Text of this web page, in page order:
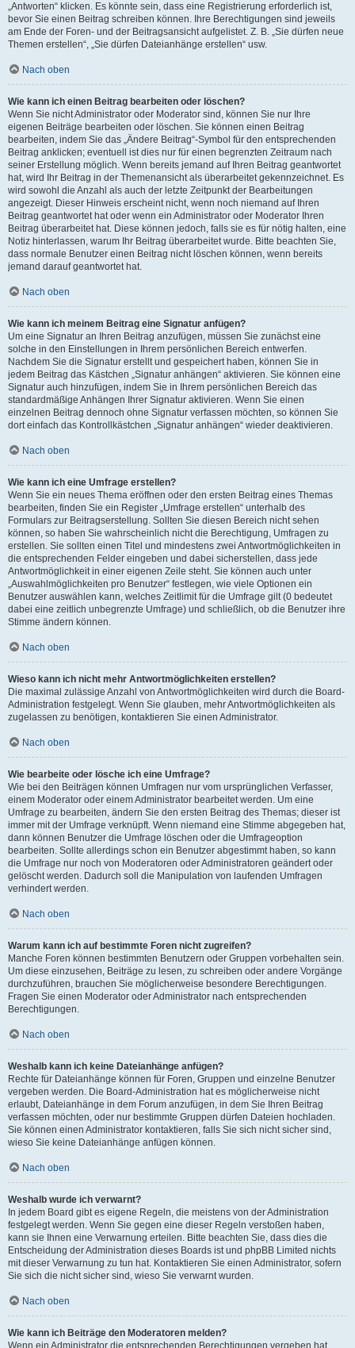
„Antworten“ klicken. Es könnte sein, dass eine Registrierung erforderlich ist,
bevor Sie einen Beitrag schreiben können. Ihre Berechtigungen sind jeweils
am Ende der Foren- und der Beitragsansicht aufgelistet. Z. B. „Sie dürfen neue
Themen erstellen“, „Sie dürfen Dateianhänge erstellen“ usw.
Nach oben
Wie kann ich einen Beitrag bearbeiten oder löschen?
Wenn Sie nicht Administrator oder Moderator sind, können Sie nur Ihre
eigenen Beiträge bearbeiten oder löschen. Sie können einen Beitrag
bearbeiten, indem Sie das „Ändere Beitrag“-Symbol für den entsprechenden
Beitrag anklicken; eventuell ist dies nur für einen begrenzten Zeitraum nach
seiner Erstellung möglich. Wenn bereits jemand auf Ihren Beitrag geantwortet
hat, wird Ihr Beitrag in der Themenansicht als überarbeitet gekennzeichnet. Es
wird sowohl die Anzahl als auch der letzte Zeitpunkt der Bearbeitungen
angezeigt. Dieser Hinweis erscheint nicht, wenn noch niemand auf Ihren
Beitrag geantwortet hat oder wenn ein Administrator oder Moderator Ihren
Beitrag überarbeitet hat. Diese können jedoch, falls sie es für nötig halten, eine
Notiz hinterlassen, warum Ihr Beitrag überarbeitet wurde. Bitte beachten Sie,
dass normale Benutzer einen Beitrag nicht löschen können, wenn bereits
jemand darauf geantwortet hat.
Nach oben
Wie kann ich meinem Beitrag eine Signatur anfügen?
Um eine Signatur an Ihren Beitrag anzufügen, müssen Sie zunächst eine
solche in den Einstellungen in Ihrem persönlichen Bereich entwerfen.
Nachdem Sie die Signatur erstellt und gespeichert haben, können Sie in
jedem Beitrag das Kästchen „Signatur anhängen“ aktivieren. Sie können eine
Signatur auch hinzufügen, indem Sie in Ihrem persönlichen Bereich das
standardmäßige Anhängen Ihrer Signatur aktivieren. Wenn Sie einen
einzelnen Beitrag dennoch ohne Signatur verfassen möchten, so können Sie
dort einfach das Kontrollkästchen „Signatur anhängen“ wieder deaktivieren.
Nach oben
Wie kann ich eine Umfrage erstellen?
Wenn Sie ein neues Thema eröffnen oder den ersten Beitrag eines Themas
bearbeiten, finden Sie ein Register „Umfrage erstellen“ unterhalb des
Formulars zur Beitragserstellung. Sollten Sie diesen Bereich nicht sehen
können, so haben Sie wahrscheinlich nicht die Berechtigung, Umfragen zu
erstellen. Sie sollten einen Titel und mindestens zwei Antwortmöglichkeiten in
die entsprechenden Felder eingeben und dabei sicherstellen, dass jede
Antwortmöglichkeit in einer eigenen Zeile steht. Sie können auch unter
„Auswahlmöglichkeiten pro Benutzer“ festlegen, wie viele Optionen ein
Benutzer auswählen kann, welches Zeitlimit für die Umfrage gilt (0 bedeutet
dabei eine zeitlich unbegrenzte Umfrage) und schließlich, ob die Benutzer ihre
Stimme ändern können.
Nach oben
Wieso kann ich nicht mehr Antwortmöglichkeiten erstellen?
Die maximal zulässige Anzahl von Antwortmöglichkeiten wird durch die Board-
Administration festgelegt. Wenn Sie glauben, mehr Antwortmöglichkeiten als
zugelassen zu benötigen, kontaktieren Sie einen Administrator.
Nach oben
Wie bearbeite oder lösche ich eine Umfrage?
Wie bei den Beiträgen können Umfragen nur vom ursprünglichen Verfasser,
einem Moderator oder einem Administrator bearbeitet werden. Um eine
Umfrage zu bearbeiten, ändern Sie den ersten Beitrag des Themas; dieser ist
immer mit der Umfrage verknüpft. Wenn niemand eine Stimme abgegeben hat,
dann können Benutzer die Umfrage löschen oder die Umfrageoption
bearbeiten. Sollte allerdings schon ein Benutzer abgestimmt haben, so kann
die Umfrage nur noch von Moderatoren oder Administratoren geändert oder
gelöscht werden. Dadurch soll die Manipulation von laufenden Umfragen
verhindert werden.
Nach oben
Warum kann ich auf bestimmte Foren nicht zugreifen?
Manche Foren können bestimmten Benutzern oder Gruppen vorbehalten sein.
Um diese einzusehen, Beiträge zu lesen, zu schreiben oder andere Vorgänge
durchzuführen, brauchen Sie möglicherweise besondere Berechtigungen.
Fragen Sie einen Moderator oder Administrator nach entsprechenden
Berechtigungen.
Nach oben
Weshalb kann ich keine Dateianhänge anfügen?
Rechte für Dateianhänge können für Foren, Gruppen und einzelne Benutzer
vergeben werden. Die Board-Administration hat es möglicherweise nicht
erlaubt, Dateianhänge in dem Forum anzufügen, in dem Sie Ihren Beitrag
verfassen möchten, oder nur bestimmte Gruppen dürfen Dateien hochladen.
Sie können einen Administrator kontaktieren, falls Sie sich nicht sicher sind,
wieso Sie keine Dateianhänge anfügen können.
Nach oben
Weshalb wurde ich verwarnt?
In jedem Board gibt es eigene Regeln, die meistens von der Administration
festgelegt werden. Wenn Sie gegen eine dieser Regeln verstoßen haben,
kann sie Ihnen eine Verwarnung erteilen. Bitte beachten Sie, dass dies die
Entscheidung der Administration dieses Boards ist und phpBB Limited nichts
mit dieser Verwarnung zu tun hat. Kontaktieren Sie einen Administrator, sofern
Sie sich die nicht sicher sind, wieso Sie verwarnt wurden.
Nach oben
Wie kann ich Beiträge den Moderatoren melden?
Wenn ein Administrator die entsprechenden Berechtigungen vergeben hat,